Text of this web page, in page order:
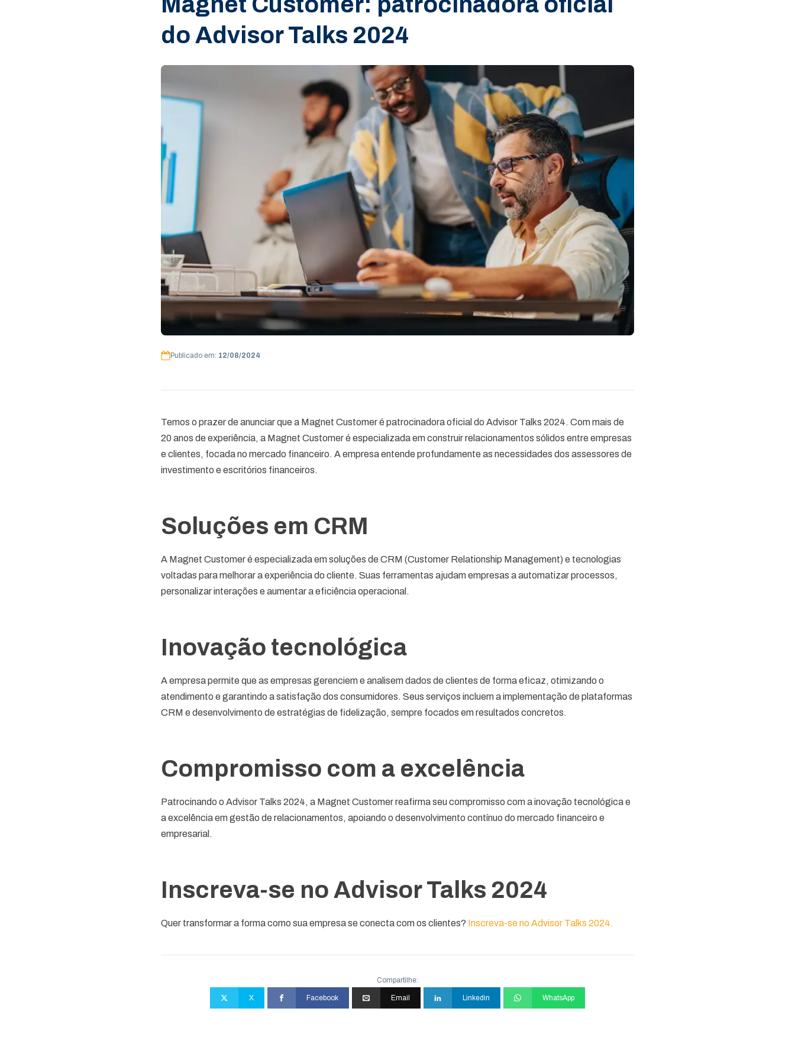
do Advisor Talks 2024
Publicado em: 12/08/2024
Temos o prazer de anunciar que a Magnet Customer é patrocinadora oficial do Advisor Talks 2024. Com mais de
20 anos de experiência, a Magnet Customer é especializada em construir relacionamentos sólidos entre empresas
e clientes, focada no mercado financeiro. A empresa entende profundamente as necessidades dos assessores de
investimento e escritórios financeiros.
Soluções em CRM
A Magnet Customer é especializada em soluções de CRM (Customer Relationship Management) e tecnologias
voltadas para melhorar a experiência do cliente. Suas ferramentas ajudam empresas a automatizar processos,
personalizar interações e aumentar a eficiência operacional.
Inovação tecnológica
A empresa permite que as empresas gerenciem e analisem dados de clientes de forma eficaz, otimizando o
atendimento e garantindo a satisfação dos consumidores. Seus serviços incluem a implementação de plataformas
CRM e desenvolvimento de estratégias de fidelização, sempre focados em resultados concretos.
Compromisso com a excelência
Patrocinando o Advisor Talks 2024, a Magnet Customer reafirma seu compromisso com a inovação tecnológica e
a excelência em gestão de relacionamentos, apoiando o desenvolvimento contínuo do mercado financeiro e
empresarial.
Inscreva-se no Advisor Talks 2024
Quer transformar a forma como sua empresa se conecta com os clientes? Inscreva-se no Advisor Talks 2024.
Compartilhe:
X Facebook Email Linkedin WhatsApp